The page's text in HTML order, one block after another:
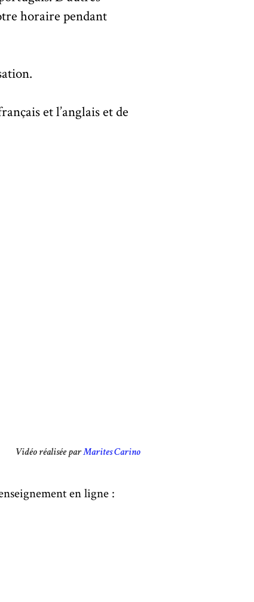
horaire pendant
et l’anglais et de
Vidéo réalisée parMarites Carino
en ligne :